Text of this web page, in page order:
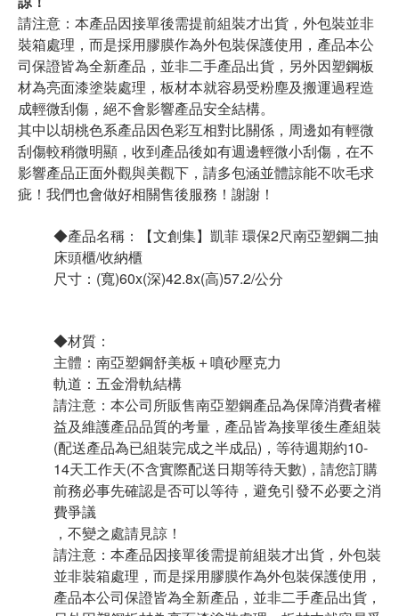
請注意：本產品因接單後需提前組裝才出貨，外包裝並非
裝箱處理，而是採用膠膜作為外包裝保護使用，產品本公
司保證皆為全新產品，並非二手產品出貨，另外因塑鋼板
材為亮面漆塗裝處理，板材本就容易受粉塵及搬運過程造
成輕微刮傷，絕不會影響產品安全結構。
其中以胡桃色系產品因色彩互相對比關係，周邊如有輕微
刮傷較稍微明顯，收到產品後如有週邊輕微小刮傷，在不
影響產品正面外觀與美觀下，請多包涵並體諒能不吹毛求
疵！我們也會做好相關售後服務！謝謝！
◆產品名稱：【文創集】凱菲 環保2尺南亞塑鋼二抽
床頭櫃/收納櫃
尺寸：(寬)60x(深)42.8x(高)57.2/公分
◆材質：
主體：南亞塑鋼舒美板＋噴砂壓克力
軌道：五金滑軌結構
請注意：本公司所販售南亞塑鋼產品為保障消費者權
益及維護產品品質的考量，產品皆為接單後生產組裝
(配送產品為已組裝完成之半成品)，等待週期約10-
14天工作天(不含實際配送日期等待天數)，請您訂購
前務必事先確認是否可以等待，避免引發不必要之消
費爭議
，不變之處請見諒！
請注意：本產品因接單後需提前組裝才出貨，外包裝
並非裝箱處理，而是採用膠膜作為外包裝保護使用，
產品本公司保證皆為全新產品，並非二手產品出貨，